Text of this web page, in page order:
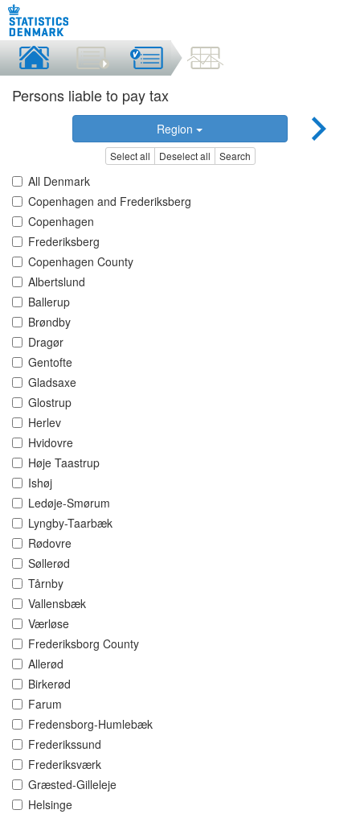
Persons liable to pay tax
Region
Select all Deselect all Search
All Denmark
Copenhagen and Frederiksberg
Copenhagen
Frederiksberg
Copenhagen County
Albertslund
Ballerup
Brøndby
Dragør
Gentofte
Gladsaxe
Glostrup
Herlev
Hvidovre
Høje Taastrup
Ishøj
Ledøje-Smørum
Lyngby-Taarbæk
Rødovre
Søllerød
Tårnby
Vallensbæk
Værløse
Frederiksborg County
Allerød
Birkerød
Farum
Fredensborg-Humlebæk
Frederikssund
Frederiksværk
Græsted-Gilleleje
Helsinge